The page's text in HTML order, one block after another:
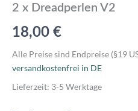
2 x Dreadperlen V2
18,00 €
Alle Preise sind Endpreise (§19
versandkostenfrei in DE
Lieferzeit: 3-5 Werktage